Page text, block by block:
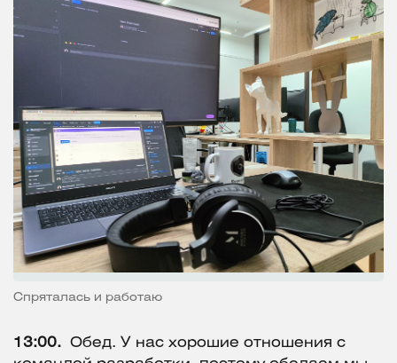
Спряталась и работаю
13:00.
Обед. У нас хорошие отношения с